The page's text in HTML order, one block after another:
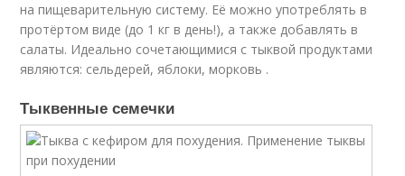
на пищеварительную систему. Её можно употреблять в
протёртом виде (до 1 кг в день!), а также добавлять в
салаты. Идеально сочетающимися с тыквой продуктами
являются: сельдерей, яблоки, морковь .
Тыквенные семечки